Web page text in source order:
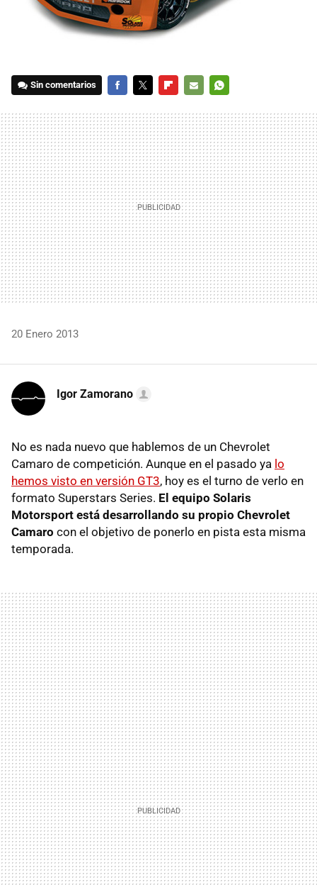
Sin comentarios
MAIL
20 Enero 2013
Igor Zamorano
No es nada nuevo que hablemos de un Chevrolet
Camaro de competición. Aunque en el pasado ya lo
hemos visto en versión GT3, hoy es el turno de verlo en
formato Superstars Series. El equipo Solaris
Motorsport está desarrollando su propio Chevrolet
Camaro con el objetivo de ponerlo en pista esta misma
temporada.